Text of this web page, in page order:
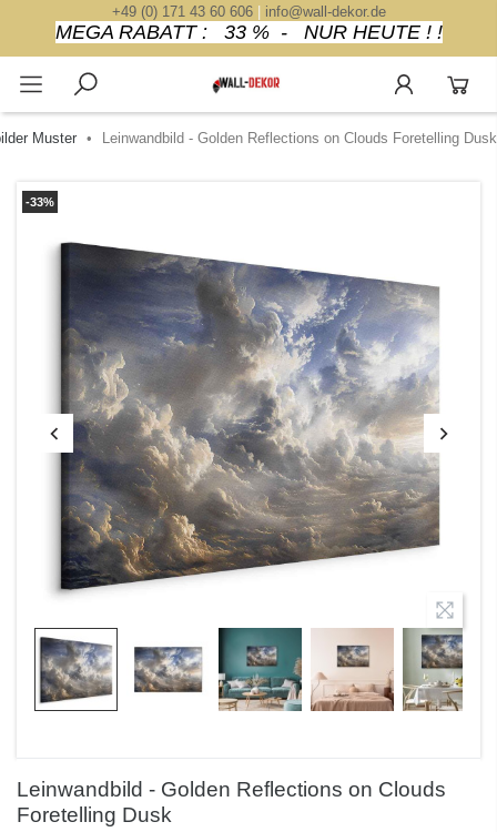
+49 (0) 171 43 60 606| info@wall-dekor.de
MEGA RABATT : 33 % - NUR HEUTE ! !
Muster Leinwandbild - Golden Reflections on Clouds Foretelling Dusk
-33%
Leinwandbild - Golden Reflections on Clouds
Foretelling Dusk